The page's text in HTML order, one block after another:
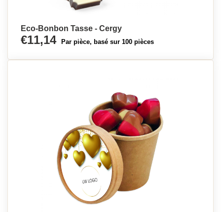
Eco-Bonbon Tasse - Cergy
€11,14 Par pièce, basé sur 100 pièces